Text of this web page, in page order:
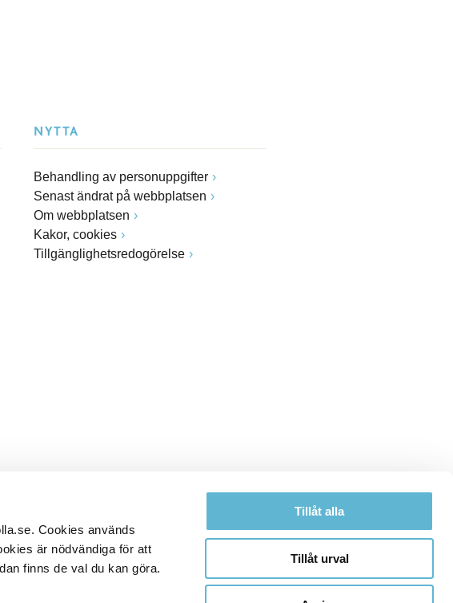
Cookies används
är nödvändiga för att
finns de val du kan göra.
Tillåt alla
Tillåt urval
NYTTA
Behandling av personuppgifter
Senast ändrat på webbplatsen
Om webbplatsen
Kakor, cookies
Tillgänglighetsredogörelse